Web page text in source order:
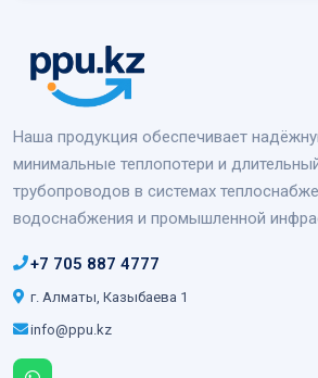
Наша продукция обеспечивает
минимальные теплопотери и
трубопроводов в системах
водоснабжения и промышленной
+7 705 887 4777
г. Алматы, Казыбаева 1
info@ppu.kz